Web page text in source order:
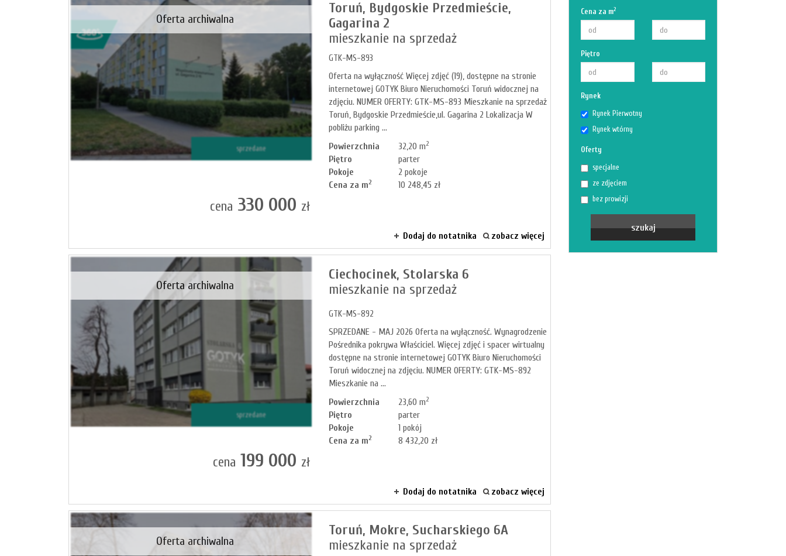
sprzedane
Oferta archiwalna
Toruń, Bydgoskie Przedmieście,
Gagarina 2
mieszkanie na sprzedaż
GTK-MS-893
Oferta na wyłączność Więcej zdjęć (19), dostępne na stronie
internetowej GOTYK Biuro Nieruchomości Toruń widocznej na
zdjęciu. NUMER OFERTY: GTK-MS-893 Mieszkanie na sprzedaż
Toruń, Bydgoskie Przedmieście,ul. Gagarina 2 Lokalizacja W
pobliżu parking ...
Powierzchnia
32,20 m2
Piętro
parter
Pokoje
2 pokoje
Cena za m2 10 248,45 zł
cena 330 000 zł
Dodaj do notatnika zobacz więcej
sprzedane
Oferta archiwalna
Ciechocinek, Stolarska 6
mieszkanie na sprzedaż
GTK-MS-892
SPRZEDANE - MAJ 2026 Oferta na wyłączność. Wynagrodzenie
Pośrednika pokrywa Właściciel. Więcej zdjęć i spacer wirtualny
dostępne na stronie internetowej GOTYK Biuro Nieruchomości
Toruń widocznej na zdjęciu. NUMER OFERTY: GTK-MS-892
Mieszkanie na ...
Powierzchnia
23,60 m2
Piętro
parter
Pokoje
1 pokój
Cena za m2 8 432,20 zł
cena 199 000 zł
Dodaj do notatnika zobacz więcej
Oferta archiwalna
Toruń, Mokre, Sucharskiego 6A
mieszkanie na sprzedaż
Cena za m2
Piętro
Rynek
Rynek Pierwotny
Rynek wtórny
Oferty
specjalne
ze zdjęciem
bez prowizji